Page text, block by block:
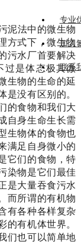
专业
加入
联系
泥法中的微生物
方式下，微生物
污水厂首要解决
过是体态极其微
生物的生命的延
是没有区别的。
的食物和我们大
自身生命生长需
生物体的食物也
满足自身微小的
它们的食物，特
染物是它们最佳
是大量吞食污水
而所谓的有机物
有各种各样复杂
的有机体世界。
们也可以简单地